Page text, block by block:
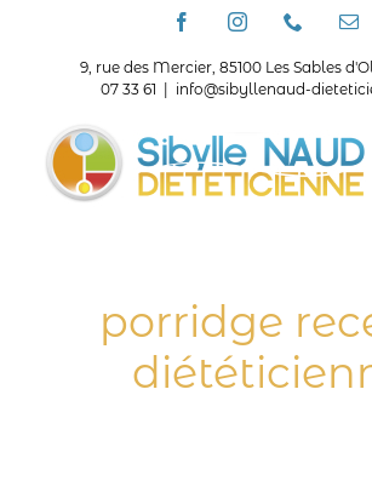
FacebookInstagramTéléphone
9, rue des Mercier, 85100 Les Sables
07 33 61
info@sibyllenaud-
porridge